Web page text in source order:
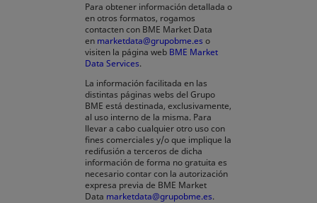
Para obtener información detallada o
en otros formatos, rogamos
contacten con BME Market Data
en marketdata@grupobme.es o
visiten la página web BME Market
Data Services.
La información facilitada en las
distintas páginas webs del Grupo
BME está destinada, exclusivamente,
al uso interno de la misma. Para
llevar a cabo cualquier otro uso con
fines comerciales y/o que implique la
redifusión a terceros de dicha
información de forma no gratuita es
necesario contar con la autorización
expresa previa de BME Market
Data marketdata@grupobme.es.